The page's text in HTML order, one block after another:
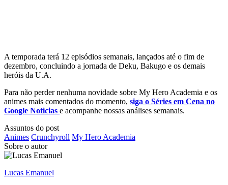
A temporada terá 12 episódios semanais, lançados até o fim de
dezembro, concluindo a jornada de Deku, Bakugo e os demais
heróis da U.A.
Para não perder nenhuma novidade sobre My Hero Academia e os
animes mais comentados do momento, siga o Séries em Cena no
Google Noticias e acompanhe nossas análises semanais.
Assuntos do post
Animes Crunchyroll My Hero Academia
Sobre o autor
Lucas Emanuel